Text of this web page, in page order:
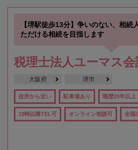
【堺駅徒歩13分】争いのない、相続
ただける相続を目指します
税理士法人ユーマス会
大阪府 堺市
役所から近い 駐車場あり 職歴20年以上
19時以降TEL可 オンライン相談可 全国